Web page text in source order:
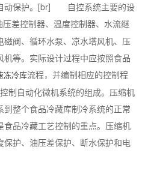
动保护。[br] 自控系统主要的设
压差控制器、温度控制器、水流继
阀、循环水泵、凉水塔风机、压
等。实际设计过程中应按照食品
冻冷库流程，并编制相应的控制程
自动化微机系统的组成。压缩机
整个食品冷藏库制冷系统的正常
品冷藏工艺控制的重点。压缩机
护、油压差保护、断水保护和电